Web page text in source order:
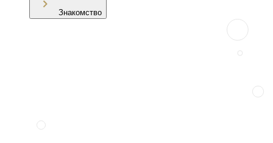
Знакомство